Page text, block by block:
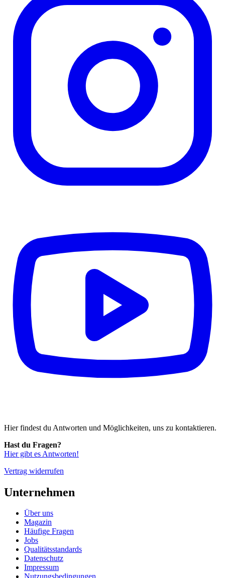
Hier findest du Antworten und Möglichkeiten, uns zu kontaktieren.
Hast du Fragen?
Hier gibt es Antworten!
Vertrag widerrufen
Unternehmen
Über uns
Magazin
Häufige Fragen
Jobs
Qualitätsstandards
Datenschutz
Impressum